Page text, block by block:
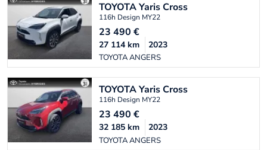
TOYOTAYaris Cross
116h Design MY22
23 490 €
TOYOTA ANGERS
27 114 km 2023
TOYOTAYaris Cross
116h Design MY22
23 490 €
TOYOTA ANGERS
32 185 km 2023